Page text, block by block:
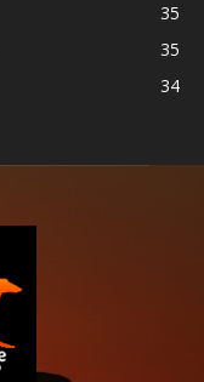
35
35
34